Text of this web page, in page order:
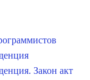
Закон акт